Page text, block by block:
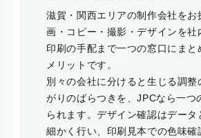
滋賀・関西エリアの制作会社をお
画・コピー・撮影・デザインを社
印刷の手配まで一つの窓口にまと
メリットです。
別々の会社に分けると生じる調整
がりのばらつきを、JPCなら一つ
られます。デザイン確認はデータ
細かく行い、印刷見本での色味確